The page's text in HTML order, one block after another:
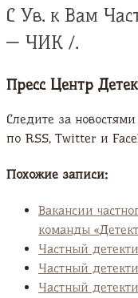
С Ув. к Вам
— ЧИК /.
Пресс Центр
Следите за
по RSS, Twitter и
Похожие записи:
Вакансии
команды
Частный
Частный
Частный